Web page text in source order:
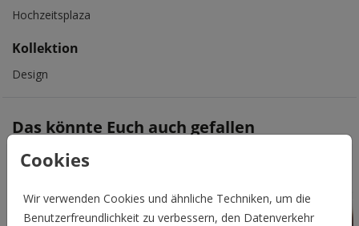
Cookies
Wir verwenden Cookies und ähnliche Techniken, um die
Benutzerfreundlichkeit zu verbessern, den Datenverkehr
Hochzeitsplaza
Kollektion
Design
Das könnte Euch auch gefallen